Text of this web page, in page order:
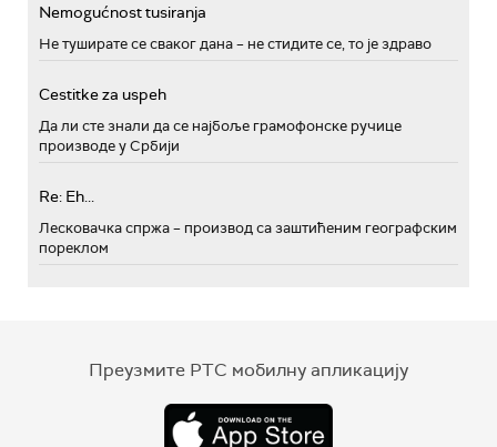
Nemogućnost tusiranja
Не туширате се сваког дана – не стидите се, то је здраво
Cestitke za uspeh
Да ли сте знали да се најбоље грамофонске ручице
производе у Србији
Re: Eh...
Лесковачка спржа – производ са заштићеним географским
пореклом
Преузмите РТС мобилну апликацију